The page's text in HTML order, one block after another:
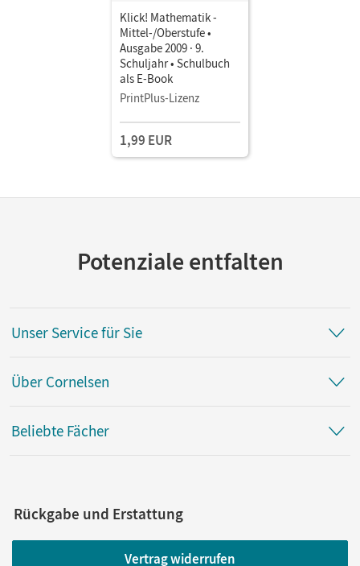
Klick! Mathematik -
Mittel-/Oberstufe •
Ausgabe 2009 · 9.
Schuljahr • Schulbuch
als E-Book
PrintPlus-Lizenz
1,99 EUR
Potenziale entfalten
Unser Service für Sie
Über Cornelsen
Beliebte Fächer
Rückgabe und Erstattung
Vertrag widerrufen